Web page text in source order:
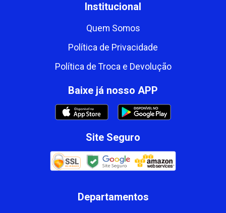
Institucional
Quem Somos
Política de Privacidade
Política de Troca e Devolução
Baixe já nosso APP
Site Seguro
Departamentos